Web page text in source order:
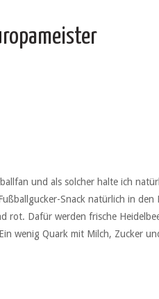
und als solcher halte ich
Snack natürlich in den
rot. Dafür werden frische
wenig Quark mit Milch, Zucker